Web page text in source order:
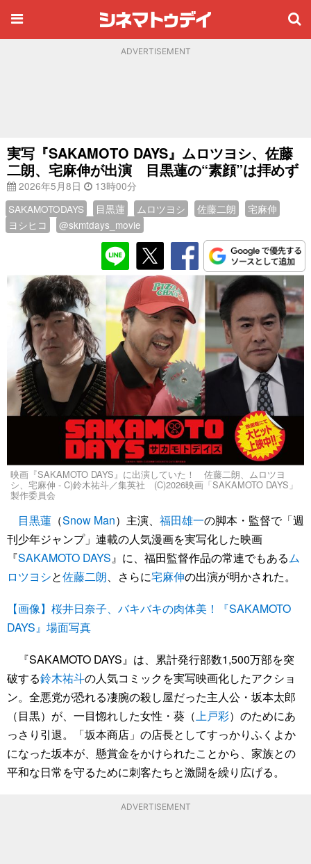
ADVERTISEMENT
実写『SAKAMOTO DAYS』ムロツヨシ、佐藤
二朗、宅麻伸が出演 目黒蓮の“素顔”は拝めず
2026年5月8日
13時00分
SAKAMOTODAYS
目黒蓮 ムロツヨシ 佐藤二朗
宅麻伸
ヨシヒコ
@skmtdays_movie
映画『SAKAMOTO DAYS』に出演していた！ 佐藤二朗、ムロツヨ
シ、宅麻伸 - C)鈴木祐斗／集英社 (C)2026映画「SAKAMOTO DAYS」
製作委員会
目黒蓮 （Snow Man）主演、 福田雄一の脚本・監督で「週
刊少年ジャンプ」連載の人気漫画を実写化した映画
『SAKAMOTO DAYS』に、福田監督作品の常連でもあるム
ロツヨシと佐藤二朗、さらに宅麻伸の出演が明かされた。
【画像】桜井日奈子、バキバキの肉体美！『SAKAMOTO
DAYS』場面写真
『SAKAMOTO DAYS』は、累計発行部数1,500万部を突
破する鈴木祐斗の人気コミックを実写映画化したアクショ
ン。全悪党が恐れる凄腕の殺し屋だった主人公・坂本太郎
（目黒）が、一目惚れした女性・葵（上戸彩）のためにあ
っさり引退。「坂本商店」の店長としてすっかりふくよか
になった坂本が、懸賞金をかけられたことから、家族との
平和な日常を守るために刺客たちと激闘を繰り広げる。
ADVERTISEMENT